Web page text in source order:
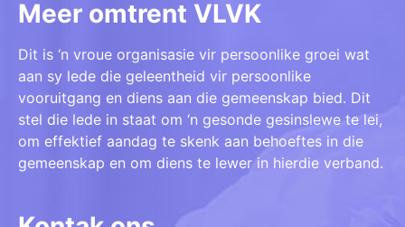
Meer omtrent VLVK
Dit is ‘n vroue organisasie vir persoonlike groei wat
aan sy lede die geleentheid vir persoonlike
vooruitgang en diens aan die gemeenskap bied. Dit
stel die lede in staat om ‘n gesonde gesinslewe te lei,
om effektief aandag te skenk aan behoeftes in die
gemeenskap en om diens te lewer in hierdie verband.